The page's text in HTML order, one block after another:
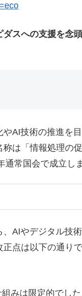
ダスへの支援を念頭
AI技術の推進を
は「情報処理の
常国会で成立し
AIやデジタル技
点は以下の通りで
みは限定的でした